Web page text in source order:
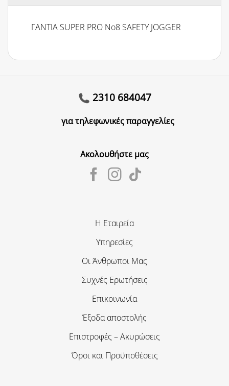
ΓΑΝΤΙΑ SUPER PRO No8 SAFETY JOGGER
2310 684047
για τηλεφωνικές παραγγελίες
Ακολουθήστε μας
Η Εταιρεία
Υπηρεσίες
Οι Άνθρωποι Μας
Συχνές Ερωτήσεις
Επικοινωνία
Έξοδα αποστολής
Επιστροφές – Ακυρώσεις
Όροι και Προϋποθέσεις